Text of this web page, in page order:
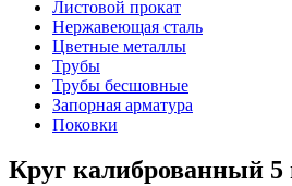
Листовой прокат
Нержавеющая сталь
Цветные металлы
Трубы
Трубы бесшовные
Запорная арматура
Поковки
Круг калиброванный